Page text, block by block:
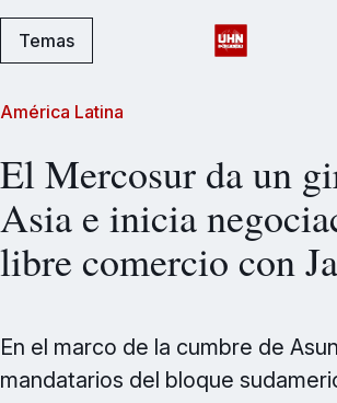
Temas
América Latina
El Mercosur da un
Asia e inicia
libre comercio con
En el marco de la cumbre de
mandatarios del bloque